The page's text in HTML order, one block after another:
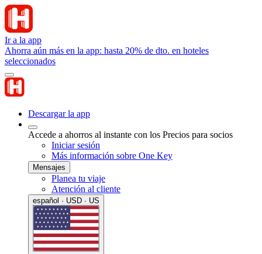
Ir a la app
Ahorra aún más en la app: hasta 20% de dto. en hoteles
seleccionados
Descargar la app
Accede a ahorros al instante con los Precios para socios
Iniciar sesión
Más información sobre One Key
Mensajes
Planea tu viaje
Atención al cliente
español · USD · US